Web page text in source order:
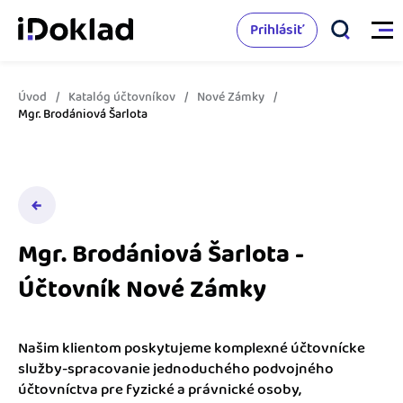
Vlastnosti
Správa kontaktov
Sledovanie cashflow
Spolupráca s účtovníkom
Spriatelení účtovníci
Nápoveda
Ako sa vyznať vo fakturácii
Prihlásiť
Úvod Katalóg účtovníkov
Nové Zámky
Mgr. Brodániová Šarlota
Mgr. Brodániová Šarlota -
Účtovník Nové Zámky
Našim klientom poskytujeme komplexné účtovnícke
služby-spracovanie jednoduchého podvojného
účtovníctva pre fyzické a právnické osoby,